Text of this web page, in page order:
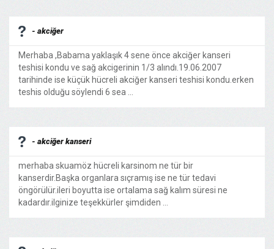
- akciğer
Merhaba ,Babama yaklaşık 4 sene önce akciğer kanseri
teshisi kondu ve sağ akcigerinin 1/3 alındı.19.06.2007
tarihinde ise küçük hücreli akciğer kanseri teshisi kondu.erken
teshis olduğu söylendi 6 sea ...
- akciğer kanseri
merhaba skuamöz hücreli karsinom ne tür bir
kanserdir.Başka organlara sıçramış ise ne tür tedavi
öngörülür.ileri boyutta ise ortalama sağ kalım süresi ne
kadardır.ilginize teşekkürler şimdiden ...